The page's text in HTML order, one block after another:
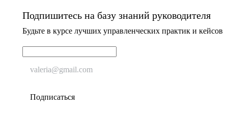
Подпишитесь на базу знаний руководителя
Будьте в курсе лучших управленческих практик и кейсов